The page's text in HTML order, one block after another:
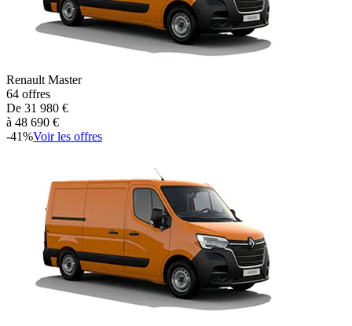
Renault Master
64 offres
De 31 980 €
à 48 690 €
-41%Voir les offres